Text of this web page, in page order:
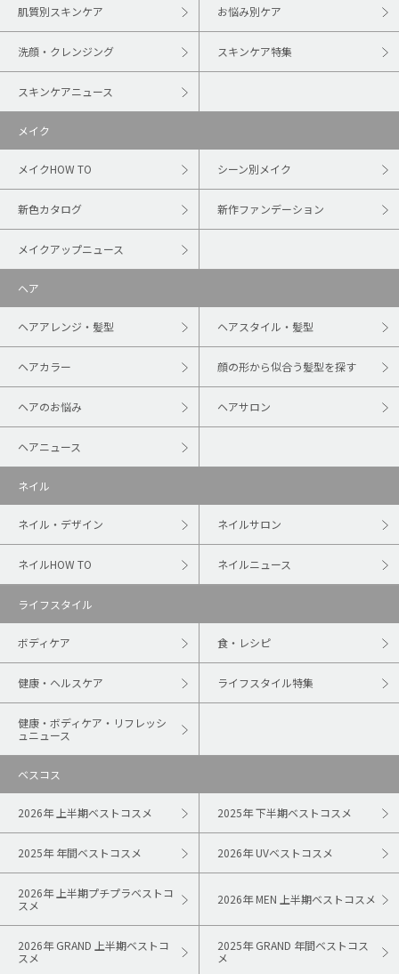
肌質別スキンケア お悩み別ケア
洗顔・クレンジング スキンケア特集
スキンケアニュース
メイク
メイクHOW TO シーン別メイク
新色カタログ 新作ファンデーション
メイクアップニュース
ヘア
ヘアアレンジ・髪型 ヘアスタイル・髪型
ヘアカラー 顔の形から似合う髪型を探す
ヘアのお悩み ヘアサロン
ヘアニュース
ネイル
ネイル・デザイン ネイルサロン
ネイルHOW TO ネイルニュース
ライフスタイル
ボディケア 食・レシピ
健康・ヘルスケア ライフスタイル特集
健康・ボディケア・リフレッシ
ュニュース
ベスコス
2026年 上半期ベストコスメ 2025年 下半期ベストコスメ
2025年 年間ベストコスメ 2026年 UVベストコスメ
2026年 上半期プチプラベストコ
スメ
2026年 MEN 上半期ベストコスメ
2026年 GRAND 上半期ベストコ
スメ
2025年 GRAND 年間ベストコス
メ